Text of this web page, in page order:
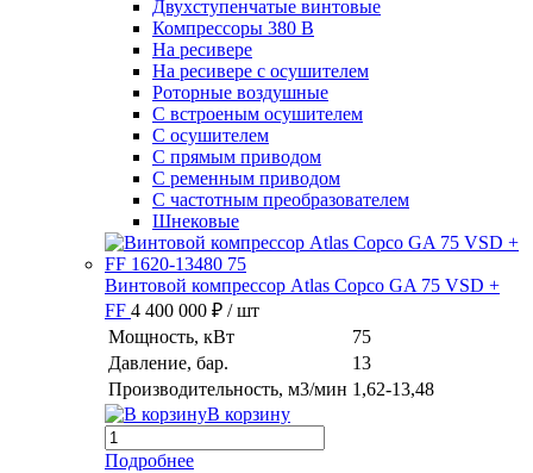
Двухступенчатые винтовые
Компрессоры 380 В
На ресивере
На ресивере с осушителем
Роторные воздушные
С встроеным осушителем
С осушителем
С прямым приводом
С ременным приводом
С частотным преобразователем
Шнековые
Винтовой компрессор Atlas Copco GA 75 VSD +
FF 4 400 000 ₽ / шт
Мощность, кВт
75
Давление, бар.
13
Производительность, м3/мин 1,62-13,48
В корзину
Подробнее